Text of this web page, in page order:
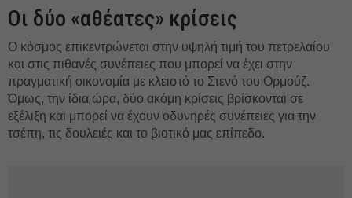
Οι δύο «αθέατες» κρίσεις
Ο κόσμος επικεντρώνεται στην υψηλή τιμή του πετρελαίου
και στις πιθανές συνέπειες που μπορεί να έχει στην
πραγματική οικονομία με κλειστό το Στενό του Ορμούζ.
Όμως, την ίδια ώρα, δύο ακόμη κρίσεις βρίσκονται σε
εξέλιξη και μπορεί να έχουν οδυνηρές συνέπειες για την
τσέπη, τις δουλειές και το βιοτικό μας επίπεδο.